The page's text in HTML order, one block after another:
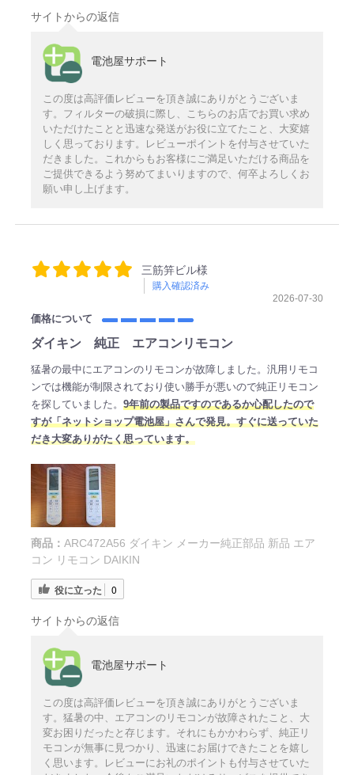
サイトからの返信
電池屋サポート
この度は高評価レビューを頂き誠にありがとうございま
す。フィルターの破損に際し、こちらのお店でお買い求め
いただけたことと迅速な発送がお役に立てたこと、大変嬉
しく思っております。レビューポイントを付与させていた
だきました。これからもお客様にご満足いただける商品を
ご提供できるよう努めてまいりますので、何卒よろしくお
願い申し上げます。
三筋笄ビル様
購入確認済み
2026-07-30
価格について
ダイキン 純正 エアコンリモコン
猛暑の最中にエアコンのリモコンが故障しました。汎用リモコ
ンでは機能が制限されており使い勝手が悪いので純正リモコン
を探していました。 9年前の製品ですのであるか心配したので
すが「ネットショップ電池屋」さんで発見。すぐに送っていた
だき大変ありがたく思っています。
商品： ARC472A56 ダイキン メーカー純正部品 新品 エア
コン リモコン DAIKIN
役に立った 0
サイトからの返信
電池屋サポート
この度は高評価レビューを頂き誠にありがとうございま
す。猛暑の中、エアコンのリモコンが故障されたこと、大
変お困りだったと存じます。それにもかかわらず、純正リ
モコンが無事に見つかり、迅速にお届けできたことを嬉し
く思います。レビューにお礼のポイントも付与させていた